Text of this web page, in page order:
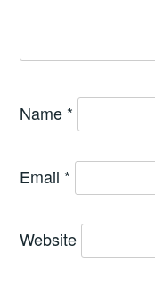
Name *
Email *
Website